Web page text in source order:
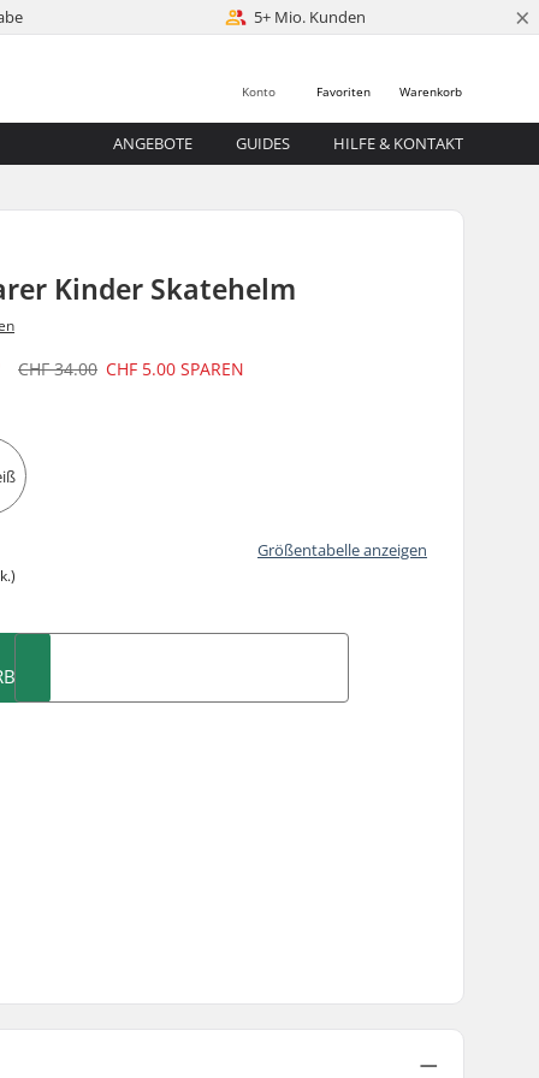
5+ Mio. Kunden ×
Warenkorb
Favoriten
Konto
ANGEBOTE GUIDES HILFE & KONTAKT
Kinder Skatehelm
CHF 34.00 CHF 5.00 SPAREN
Größentabelle anzeigen